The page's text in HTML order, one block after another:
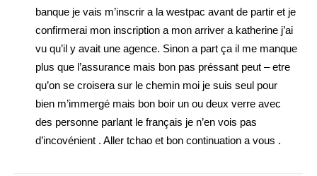
banque je vais m’inscrir a la westpac avant de partir et je
confirmerai mon inscription a mon arriver a katherine j’ai
vu qu’il y avait une agence. Sinon a part ça il me manque
plus que l’assurance mais bon pas préssant peut – etre
qu’on se croisera sur le chemin moi je suis seul pour
bien m’immergé mais bon boir un ou deux verre avec
des personne parlant le français je n’en vois pas
d’incovénient . Aller tchao et bon continuation a vous .